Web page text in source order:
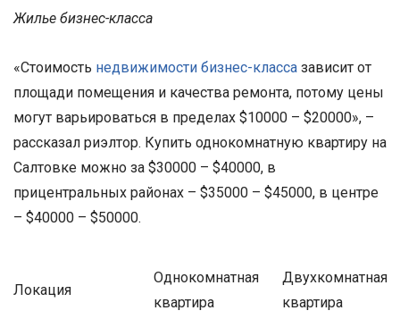
Жилье бизнес-класса
«Стоимость недвижимости бизнес-класса зависит от
площади помещения и качества ремонта, потому цены
могут варьироваться в пределах $10000 – $20000», –
рассказал риэлтор. Купить однокомнатную квартиру на
Салтовке можно за $30000 – $40000, в
прицентральных районах – $35000 – $45000, в центре
– $40000 – $50000.
Локация
Однокомнатная
квартира
Двухкомнатная
квартира